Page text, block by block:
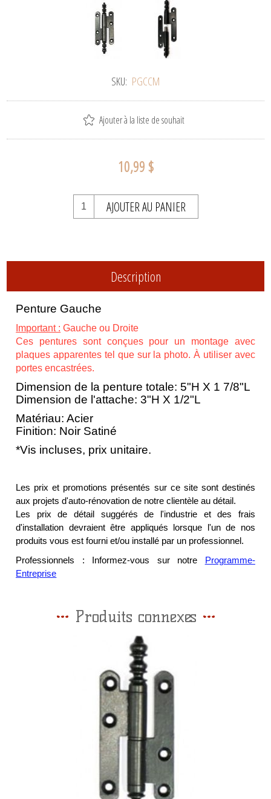
SKU: PGCCM
Ajouter à la liste de souhait
10,99 $
AJOUTER AU PANIER
Description
Penture Gauche
Important : Gauche ou Droite
Ces pentures sont conçues pour un montage avec
plaques apparentes tel que sur la photo. À utiliser avec
portes encastrées.
Dimension de la penture totale: 5"H X 1 7/8"L
Dimension de l'attache: 3"H X 1/2"L
Matériau: Acier
Finition: Noir Satiné
*Vis incluses, prix unitaire.
Les prix et promotions présentés sur ce site sont destinés
aux projets d'auto-rénovation de notre clientèle au détail.
Les prix de détail suggérés de l'industrie et des frais
d'installation devraient être appliqués lorsque l'un de nos
produits vous est fourni et/ou installé par un professionnel.
Professionnels : Informez-vous sur notre
Programme-
Entreprise
Produits connexes